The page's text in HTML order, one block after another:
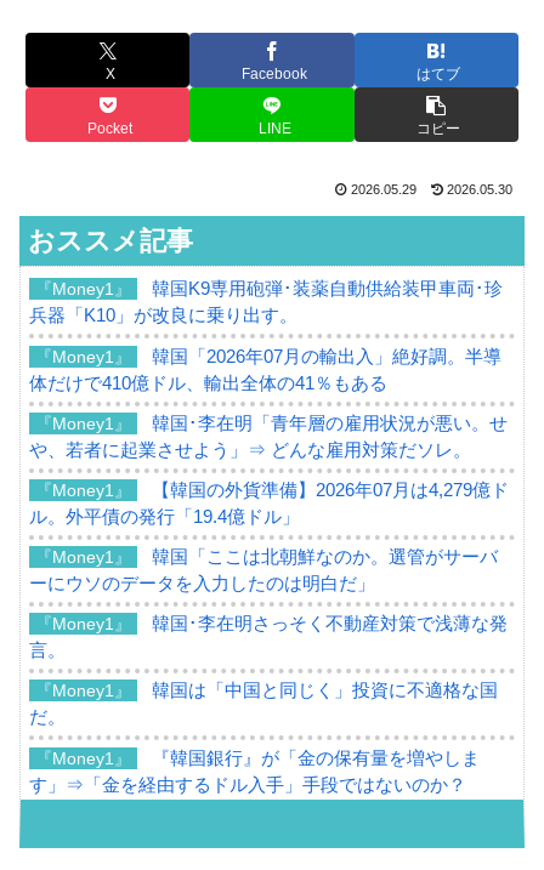
X Facebook はてブ
Pocket LINE コピー
2026.05.29 2026.05.30
おススメ記事
『Money1』
韓国K9専用砲弾･装薬自動供給装甲車両･珍
兵器「K10」が改良に乗り出す。
『Money1』
韓国「2026年07月の輸出入」絶好調。半導
体だけで410億ドル、輸出全体の41％もある
『Money1』
韓国･李在明「青年層の雇用状況が悪い。せ
や、若者に起業させよう」⇒ どんな雇用対策だソレ。
『Money1』
【韓国の外貨準備】2026年07月は4,279億ド
ル。外平債の発行「19.4億ドル」
『Money1』
韓国「ここは北朝鮮なのか。選管がサーバ
ーにウソのデータを入力したのは明白だ」
『Money1』
韓国･李在明さっそく不動産対策で浅薄な発
言。
『Money1』
韓国は「中国と同じく」投資に不適格な国
だ。
『Money1』
『韓国銀行』が「金の保有量を増やしま
す」⇒「金を経由するドル入手」手段ではないのか？
ル」まで拡大 ⇒ 海外資金の動きに強く左右される状態